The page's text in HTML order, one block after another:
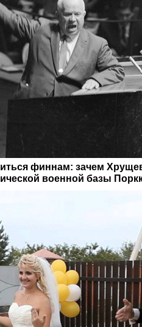
финнам: зачем
военной базы